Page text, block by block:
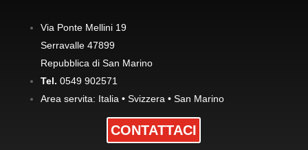
Via Ponte Mellini 19
Serravalle 47899
Repubblica di San Marino
Tel. 0549 902571
Area servita: Italia • Svizzera • San Marino
CONTATTACI